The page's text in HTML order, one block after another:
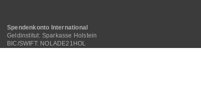
Spendenkonto International
Geldinstitut: Sparkasse Holstein
BIC/SWIFT: NOLADE21HOL